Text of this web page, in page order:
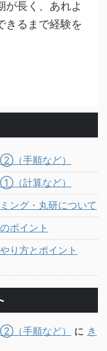
が長く、あれよ
きるまで経験を
（手順など）
（計算など）
ング・丸研について
ポイント
り方とポイント
（手順など） に き